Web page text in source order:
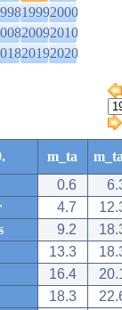
19992000
20092010
20192020
m_ta
0.6
4.7
9.2
13.3
16.4
18.3